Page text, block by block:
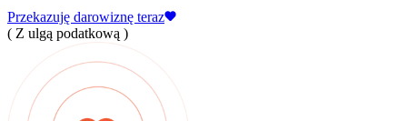
Przekazuję darowiznę teraz
( Z ulgą podatkową )